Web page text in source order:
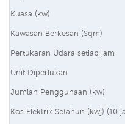
Kuasa (kw)
Kawasan Berkesan (Sqm)
Pertukaran Udara setiap jam
Unit Diperlukan
Jumlah Penggunaan (kw)
Kos Elektrik Setahun (kwj) (10